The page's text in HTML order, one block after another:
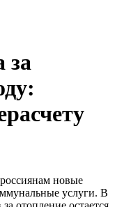
за
новые
услуги. В